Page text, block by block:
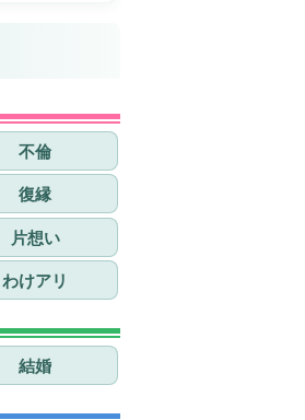
不倫
復縁
片想い
わけアリ
結婚